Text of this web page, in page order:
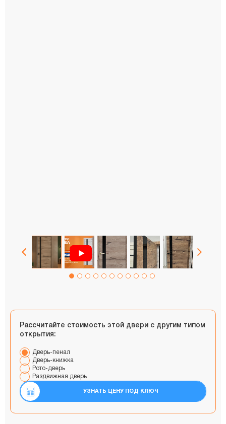
Рассчитайте стоимость этой двери с другим типом
открытия:
Дверь-пенал
Дверь-книжка
Рото-дверь
Раздвижная дверь
УЗНАТЬ ЦЕНУ ПОД КЛЮЧ